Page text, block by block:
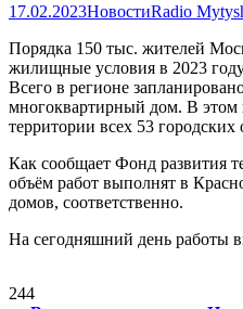
17.02.2023НовостиRadio
Порядка 150 тыс. жителей
жилищные условия в 2023
Всего в регионе
многоквартирный дом. В этом
территории всех 53 городских
Как сообщает Фонд развития
объём работ выполнят в
домов, соответственно.
На сегодняшний день работы
244